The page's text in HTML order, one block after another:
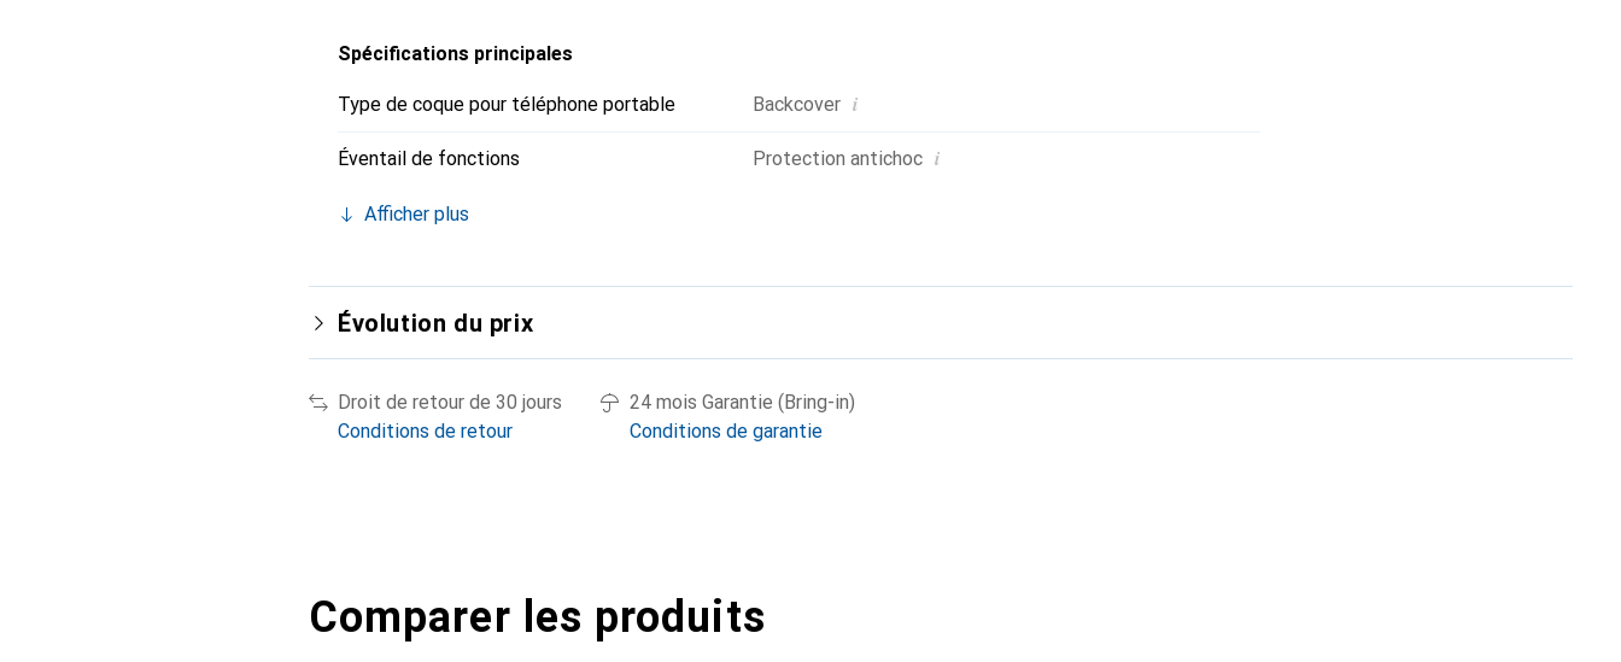
Spécifications principales
Type de coque pour téléphone portable Backcover i
Éventail de fonctions Protection antichoc i
Afficher plus
Évolution du prix
Droit de retour de 30 jours
Conditions de retour
24 mois Garantie (Bring-in)
Conditions de garantie
Comparer les produits